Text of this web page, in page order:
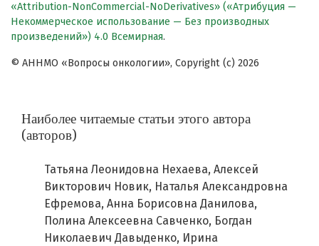
«Attribution-NonCommercial-NoDerivatives» («Атрибуция —
Некоммерческое использование — Без производных
произведений») 4.0 Всемирная.
© АННМО «Вопросы онкологии», Copyright (c) 2026
Наиболее читаемые статьи этого автора
(авторов)
Татьяна Леонидовна Нехаева, Алексей
Викторович Новик, Наталья Александровна
Ефремова, Анна Борисовна Данилова,
Полина Алексеевна Савченко, Богдан
Николаевич Давыденко, Ирина